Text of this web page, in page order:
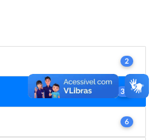
2
31
6